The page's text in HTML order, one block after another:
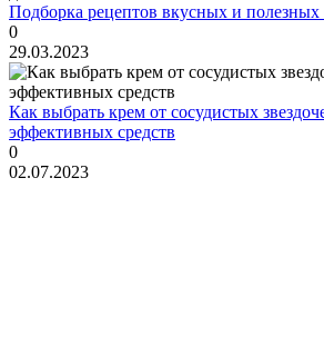
Подборка рецептов вкусных и полезных
0
29.03.2023
Как выбрать крем от сосудистых
эффективных средств
0
02.07.2023